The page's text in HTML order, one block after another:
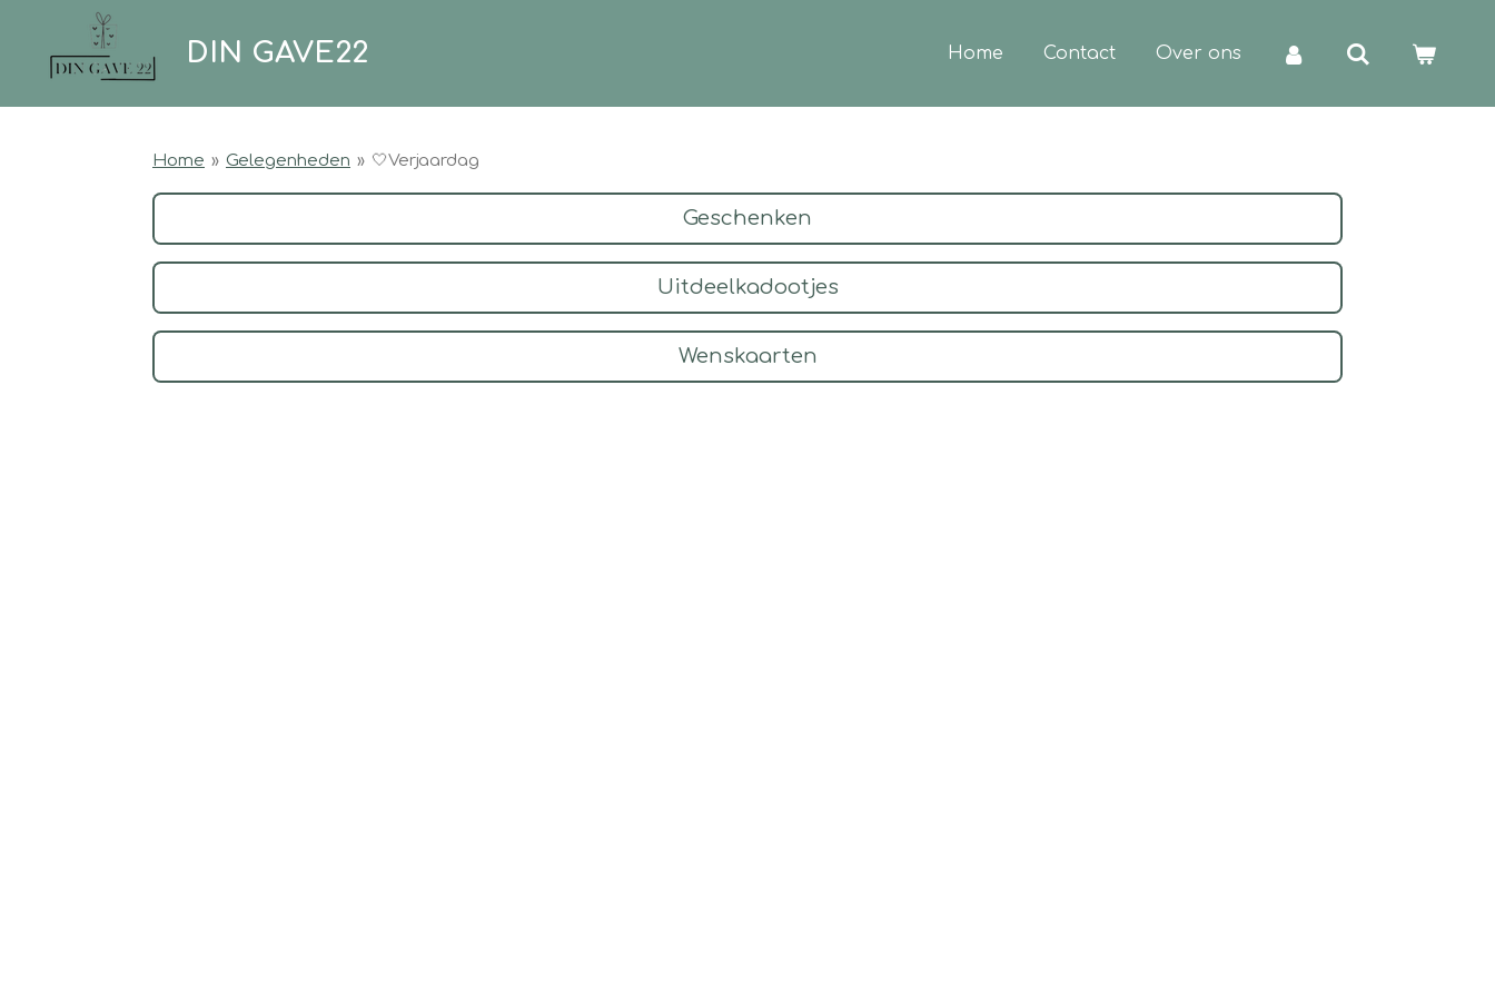
direct
DIN GAVE22 Home Contact Over ons
Home » Gelegenheden » 🤍Verjaardag
Geschenken
Uitdeelkadootjes
Wenskaarten